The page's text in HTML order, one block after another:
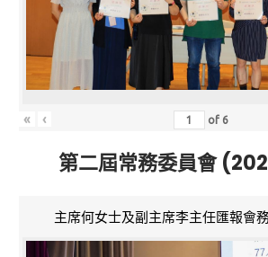
« ‹ of 6
第二屆常務委員會
主席何女士及副主席李主任匯報會